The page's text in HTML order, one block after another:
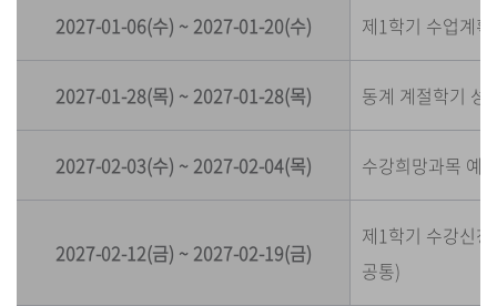
2027-01-06(수) ~ 2027-01-20(수) 제1학기 수업계
2027-01-28(목) ~ 2027-01-28(목) 동계 계절학기 성
2027-02-03(수) ~ 2027-02-04(목) 수강희망과목 예
2027-02-12(금) ~ 2027-02-19(금)
제1학기 수강신
공통)